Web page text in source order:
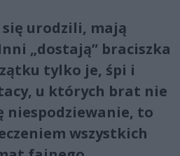
urodzili, mają
„dostają” braciszka
tylko je, śpi i
tacy, u których brat nie
niespodziewanie, to
wszystkich